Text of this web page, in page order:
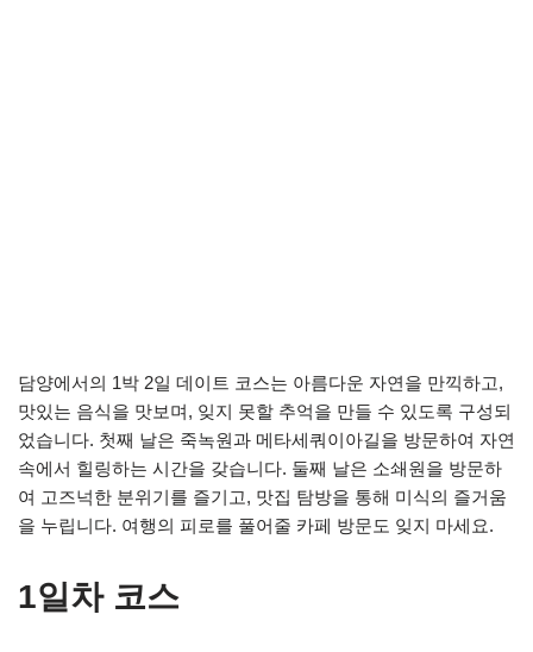
담양에서의 1박 2일 데이트 코스는 아름다운 자연을 만끽하고,
맛있는 음식을 맛보며, 잊지 못할 추억을 만들 수 있도록 구성되
었습니다. 첫째 날은 죽녹원과 메타세쿼이아길을 방문하여 자연
속에서 힐링하는 시간을 갖습니다. 둘째 날은 소쇄원을 방문하
여 고즈넉한 분위기를 즐기고, 맛집 탐방을 통해 미식의 즐거움
을 누립니다. 여행의 피로를 풀어줄 카페 방문도 잊지 마세요.
1일차 코스